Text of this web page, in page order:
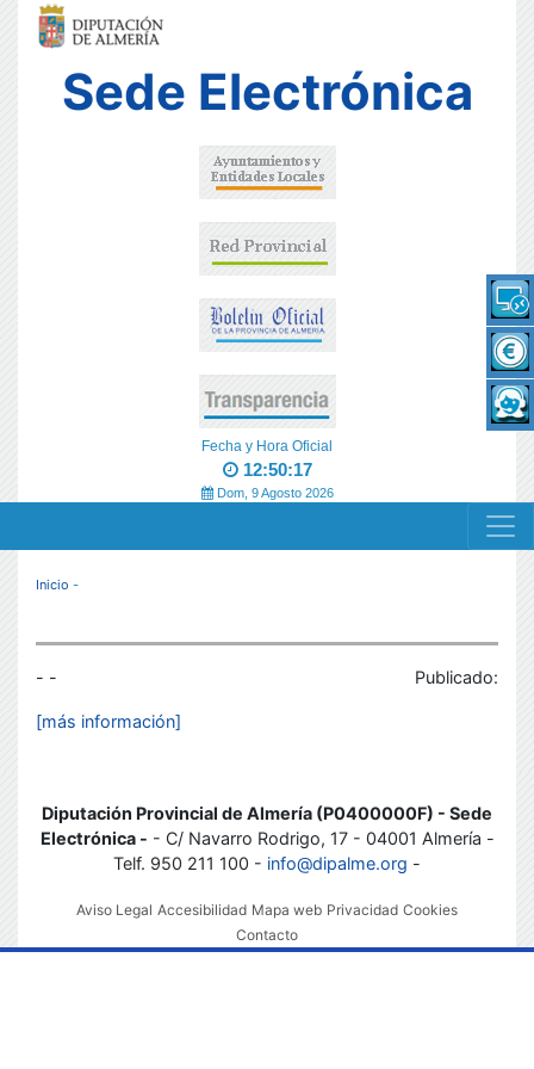
Sede Electrónica
Fecha y Hora Oficial
12:50:17
Dom, 9 Agosto 2026
MENÚ RESPONSIVE
Inicio -
- - Publicado:
[más información]
Diputación Provincial de Almería (P0400000F) - Sede
Electrónica - - C/ Navarro Rodrigo, 17 - 04001 Almería -
Telf. 950 211 100 - info@dipalme.org -
Aviso Legal Accesibilidad Mapa web Privacidad Cookies
Contacto